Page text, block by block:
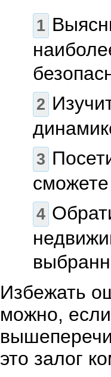
Избежать
можно, если
это залог